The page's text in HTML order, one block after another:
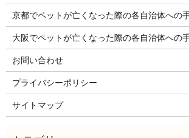
京都でペットが亡くなった際の各自治体への
大阪でペットが亡くなった際の各自治体への
お問い合わせ
プライバシーポリシー
サイトマップ